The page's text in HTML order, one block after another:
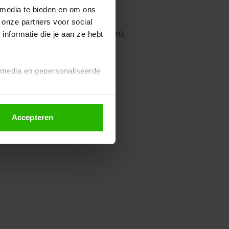
te bieden en om ons
partners voor social
die je aan ze hebt
en gepersonaliseerde
altijd wijzigen of
Accepteren
console for more information).